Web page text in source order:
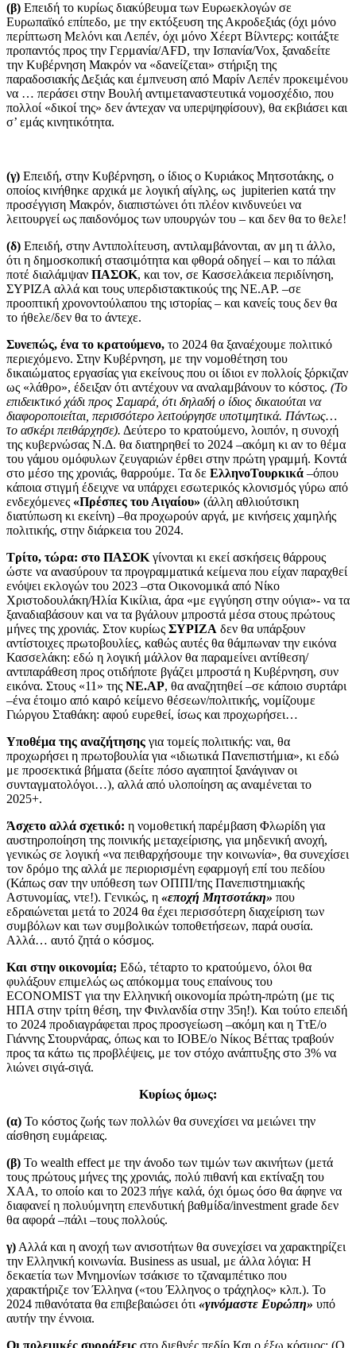
(β) Eπειδή το κυρίως διακύβευμα των Ευρωεκλογών σε
Ευρωπαϊκό επίπεδο, με την εκτόξευση της Ακροδεξιάς (όχι μόνο
περίπτωση Μελόνι και Λεπέν, όχι μόνο Χέερτ Βίλντερς: κοιτάξτε
προπαντός προς την Γερμανία/AFD, την Ισπανία/Vox, ξαναδείτε
την Κυβέρνηση Μακρόν να «δανείζεται» στήριξη της
παραδοσιακής Δεξιάς και έμπνευση από Μαρίν Λεπέν προκειμένου
να … περάσει στην Βουλή αντιμεταναστευτικά νομοσχέδιο, που
πολλοί «δικοί της» δεν άντεχαν να υπερψηφίσουν), θα εκβιάσει και
σ’ εμάς κινητικότητα.
(γ) Eπειδή, στην Κυβέρνηση, ο ίδιος ο Κυριάκος Μητσοτάκης, ο
οποίος κινήθηκε αρχικά με λογική αίγλης, ως jupiterien κατά την
προσέγγιση Μακρόν, διαπιστώνει ότι πλέον κινδυνεύει να
λειτουργεί ως παιδονόμος των υπουργών του – και δεν θα τo θελε!
(δ) Eπειδή, στην Αντιπολίτευση, αντιλαμβάνονται, αν μη τι άλλο,
ότι η δημοσκοπική στασιμότητα και φθορά οδηγεί – και το πάλαι
ποτέ διαλάμψαν ΠΑΣΟΚ, και τον, σε Κασσελάκεια περιδίνηση,
ΣΥΡΙΖΑ αλλά και τους υπερδιστακτικούς της ΝΕ.ΑΡ. –σε
προοπτική χρονοντούλαπου της ιστορίας – και κανείς τους δεν θα
τo ήθελε/δεν θα το άντεχε.
Συνεπώς, ένα το κρατούμενο, το 2024 θα ξαναέχουμε πολιτικό
περιεχόμενο. Στην Κυβέρνηση, με την νομοθέτηση του
δικαιώματος εργασίας για εκείνους που οι ίδιοι εν πολλοίς ξόρκιζαν
ως «λάθρο», έδειξαν ότι αντέχουν να αναλαμβάνουν το κόστος. (Το
επιδεικτικό χάδι προς Σαμαρά, ότι δηλαδή ο ίδιος δικαιούται να
διαφοροποιείται, περισσότερο λειτούργησε υποτιμητικά. Πάντως…
το ασκέρι πειθάρχησε). Δεύτερο το κρατούμενο, λοιπόν, η συνοχή
της κυβερνώσας Ν.Δ. θα διατηρηθεί το 2024 –ακόμη κι αν το θέμα
του γάμου ομόφυλων ζευγαριών έρθει στην πρώτη γραμμή. Κοντά
στο μέσο της χρονιάς, θαρρούμε. Τα δε ΕλληνοΤουρκικά –όπου
κάποια στιγμή έδειχνε να υπάρχει εσωτερικός κλονισμός γύρω από
ενδεχόμενες «Πρέσπες του Αιγαίου» (άλλη αθλιούτσικη
διατύπωση κι εκείνη) –θα προχωρούν αργά, με κινήσεις χαμηλής
πολιτικής, στην διάρκεια του 2024.
Τρίτο, τώρα: στο ΠΑΣΟΚ γίνονται κι εκεί ασκήσεις θάρρους
ώστε να ανασύρουν τα προγραμματικά κείμενα που είχαν παραχθεί
ενόψει εκλογών του 2023 –στα Οικονομικά από Νίκο
Χριστοδουλάκη/Ηλία Κικίλια, άρα «με εγγύηση στην ούγια»- να τα
ξαναδιαβάσουν και να τα βγάλουν μπροστά μέσα στους πρώτους
μήνες της χρονιάς. Στον κυρίως ΣΥΡΙΖΑ δεν θα υπάρξουν
αντίστοιχες πρωτοβουλίες, καθώς αυτές θα θάμπωναν την εικόνα
Κασσελάκη: εδώ η λογική μάλλον θα παραμείνει αντίθεση/
αντιπαράθεση προς οτιδήποτε βγάζει μπροστά η Κυβέρνηση, συν
εικόνα. Στους «11» της ΝΕ.ΑΡ, θα αναζητηθεί –σε κάποιο συρτάρι
–ένα έτοιμο από καιρό κείμενο θέσεων/πολιτικής, νομίζουμε
Γιώργου Σταθάκη: αφού ευρεθεί, ίσως και προχωρήσει…
Υποθέμα της αναζήτησης για τομείς πολιτικής: ναι, θα
προχωρήσει η πρωτοβουλία για «ιδιωτικά Πανεπιστήμια», κι εδώ
με προσεκτικά βήματα (δείτε πόσο αγαπητοί ξανάγιναν οι
συνταγματολόγοι…), αλλά από υλοποίηση ας αναμένεται το
2025+.
Άσχετο αλλά σχετικό: η νομοθετική παρέμβαση Φλωρίδη για
αυστηροποίηση της ποινικής μεταχείρισης, για μηδενική ανοχή,
γενικώς σε λογική «να πειθαρχήσουμε την κοινωνία», θα συνεχίσει
τον δρόμο της αλλά με περιορισμένη εφαρμογή επί του πεδίου
(Κάπως σαν την υπόθεση των ΟΠΠΙ/της Πανεπιστημιακής
Αστυνομίας, ντε!). Γενικώς, η «εποχή Μητσοτάκη» που
εδραιώνεται μετά το 2024 θα έχει περισσότερη διαχείριση των
συμβόλων και των συμβολικών τοποθετήσεων, παρά ουσία.
Αλλά… αυτό ζητά ο κόσμος.
Και στην οικονομία; Εδώ, τέταρτο το κρατούμενο, όλοι θα
φυλάξουν επιμελώς ως απόκομμα τους επαίνους του
ECONOMIST για την Ελληνική οικονομία πρώτη-πρώτη (με τις
ΗΠΑ στην τρίτη θέση, την Φινλανδία στην 35η!). Και τούτο επειδή
το 2024 προδιαγράφεται προς προσγείωση –ακόμη και η ΤτΕ/ο
Γιάννης Στουρνάρας, όπως και το ΙΟΒΕ/ο Νίκος Βέττας τραβούν
προς τα κάτω τις προβλέψεις, με τον στόχο ανάπτυξης στο 3% να
λιώνει σιγά-σιγά.
Κυρίως όμως:
(α) Το κόστος ζωής των πολλών θα συνεχίσει να μειώνει την
αίσθηση ευμάρειας.
(β) Το wealth effect με την άνοδο των τιμών των ακινήτων (μετά
τους πρώτους μήνες της χρονιάς, πολύ πιθανή και εκτίναξη του
ΧΑΑ, το οποίο και το 2023 πήγε καλά, όχι όμως όσο θα άφηνε να
διαφανεί η πολυύμνητη επενδυτική βαθμίδα/investment grade δεν
θα αφορά –πάλι –τους πολλούς.
γ) Αλλά και η ανοχή των ανισοτήτων θα συνεχίσει να χαρακτηρίζει
την Ελληνική κοινωνία. Business as usual, με άλλα λόγια: Η
δεκαετία των Μνημονίων τσάκισε το τζαναμπέτικο που
χαρακτήριζε τον Έλληνα («του Έλληνος ο τράχηλος» κλπ.). Το
2024 πιθανότατα θα επιβεβαιώσει ότι «γινόμαστε Ευρώπη» υπό
αυτήν την έννοια.